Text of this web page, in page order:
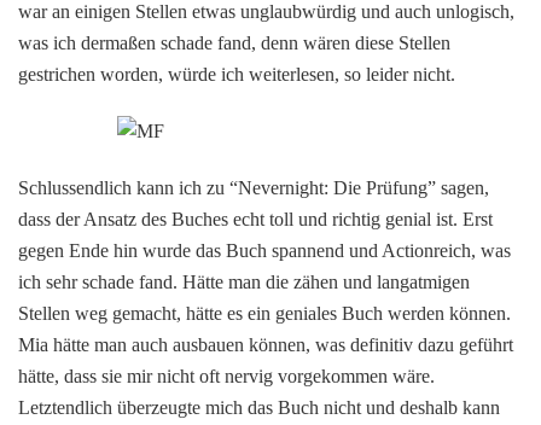
war an einigen Stellen etwas unglaubwürdig und auch unlogisch,
was ich dermaßen schade fand, denn wären diese Stellen
gestrichen worden, würde ich weiterlesen, so leider nicht.
Schlussendlich kann ich zu “Nevernight: Die Prüfung” sagen,
dass der Ansatz des Buches echt toll und richtig genial ist. Erst
gegen Ende hin wurde das Buch spannend und Actionreich, was
ich sehr schade fand. Hätte man die zähen und langatmigen
Stellen weg gemacht, hätte es ein geniales Buch werden können.
Mia hätte man auch ausbauen können, was definitiv dazu geführt
hätte, dass sie mir nicht oft nervig vorgekommen wäre.
Letztendlich überzeugte mich das Buch nicht und deshalb kann